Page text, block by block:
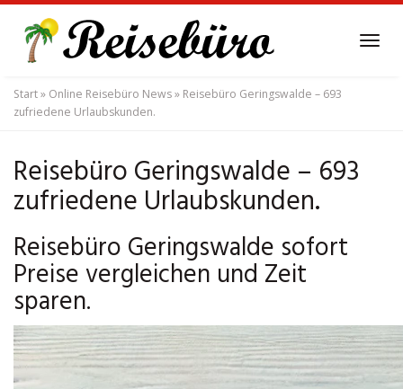
main
content
Start» Online Reisebüro News» Reisebüro Geringswalde – 693
zufriedene Urlaubskunden.
Reisebüro Geringswalde – 693
zufriedene Urlaubskunden.
Reisebüro Geringswalde sofort
Preise vergleichen und Zeit
sparen.